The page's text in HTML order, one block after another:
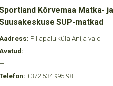
Sportland Kõrvemaa Matka- ja
Suusakeskuse SUP-matkad
Aadress: Pillapalu küla Anija vald
Avatud:
—
Telefon: +372 534 995 98